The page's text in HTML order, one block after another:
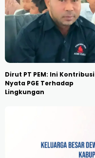
Dirut PT PEM: Ini Kontribusi
Nyata PGE Terhadap
Lingkungan